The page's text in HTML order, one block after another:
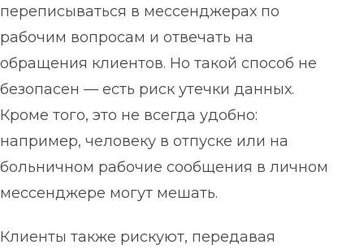
переписываться в мессенджерах по
рабочим вопросам и отвечать на
обращения клиентов. Но такой способ не
безопасен — есть риск утечки данных.
Кроме того, это не всегда удобно:
например, человеку в отпуске или на
больничном рабочие сообщения в личном
мессенджере могут мешать.
Клиенты также рискуют, передавая